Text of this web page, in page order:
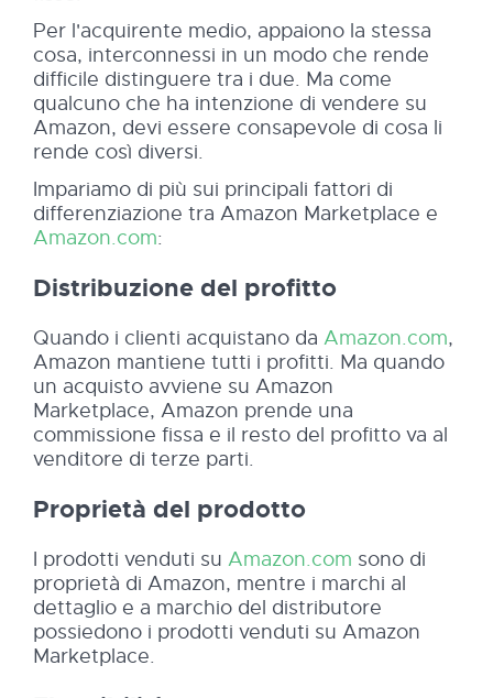
Per l'acquirente medio, appaiono la stessa
cosa, interconnessi in un modo che rende
difficile distinguere tra i due. Ma come
qualcuno che ha intenzione di vendere su
Amazon, devi essere consapevole di cosa li
rende così diversi.
Impariamo di più sui principali fattori di
differenziazione tra Amazon Marketplace e
Amazon.com:
Distribuzione del profitto
Quando i clienti acquistano da Amazon.com,
Amazon mantiene tutti i profitti. Ma quando
un acquisto avviene su Amazon
Marketplace, Amazon prende una
commissione fissa e il resto del profitto va al
venditore di terze parti.
Proprietà del prodotto
I prodotti venduti su Amazon.com sono di
proprietà di Amazon, mentre i marchi al
dettaglio e a marchio del distributore
possiedono i prodotti venduti su Amazon
Marketplace.